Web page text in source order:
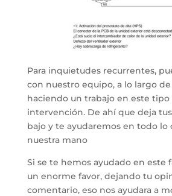
Para inquietudes recurrentes,
con nuestro equipo, a lo largo
haciendo un trabajo en este tipo
intervención. De ahí que deja
bajo y te ayudaremos en todo lo
nuestra mano
Si se te hemos ayudado en este
un enorme favor, dejando tu
comentario, eso nos ayudara a